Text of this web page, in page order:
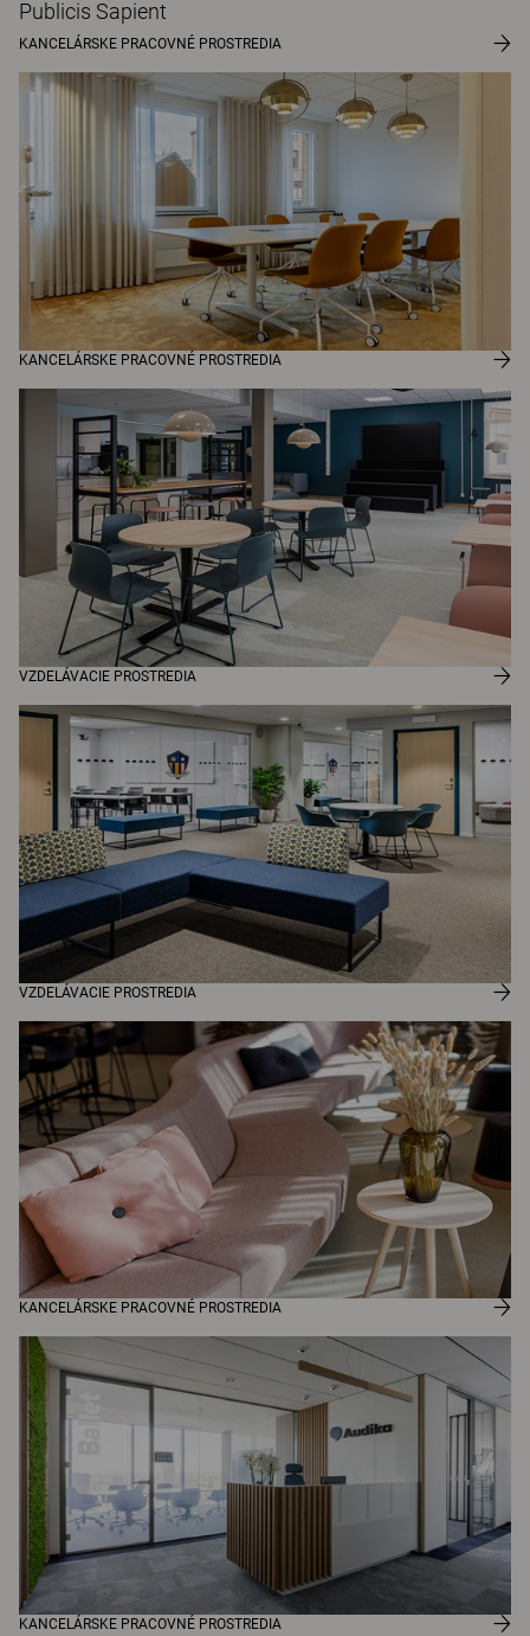
Publicis Sapient
KANCELÁRSKE PRACOVNÉ PROSTREDIA
KANCELÁRSKE PRACOVNÉ PROSTREDIA
VZDELÁVACIE PROSTREDIA
VZDELÁVACIE PROSTREDIA
KANCELÁRSKE PRACOVNÉ PROSTREDIA
KANCELÁRSKE PRACOVNÉ PROSTREDIA